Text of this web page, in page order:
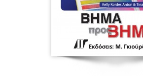
Cobol - Assembly - Fortran
Βάσεις Δεδομένων